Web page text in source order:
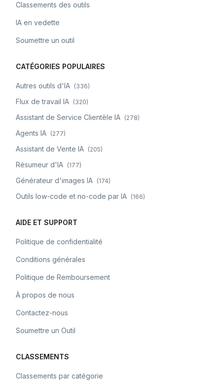
Classements des outils
IA en vedette
Soumettre un outil
CATÉGORIES POPULAIRES
Autres outils d'IA (336)
Flux de travail IA (320)
Assistant de Service Clientèle IA (278)
Agents IA (277)
Assistant de Vente IA (205)
Résumeur d'IA (177)
Générateur d'images IA (174)
Outils low-code et no-code par IA (166)
AIDE ET SUPPORT
Politique de confidentialité
Conditions générales
Politique de Remboursement
À propos de nous
Contactez-nous
Soumettre un Outil
CLASSEMENTS
Classements par catégorie